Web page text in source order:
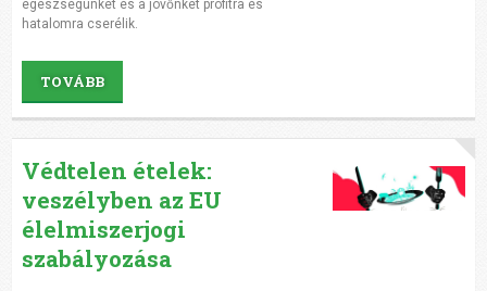
egészségünket és a jövőnket profitra és
hatalomra cserélik.
TOVÁBB
Védtelen ételek:
veszélyben az EU
élelmiszerjogi
szabályozása